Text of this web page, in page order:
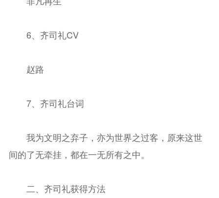
6、齐司礼CV
赵路
7、齐司礼台词
我为文明之弃子，亦为世界之过客，原来这世
间的了无牵挂，都在一无所有之中。
二、齐司礼获得方法